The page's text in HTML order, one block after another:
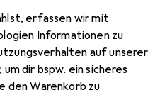
erfassen wir mit
Informationen zu
auf unserer
dir bspw. ein sicheres
den Warenkorb zu
16630